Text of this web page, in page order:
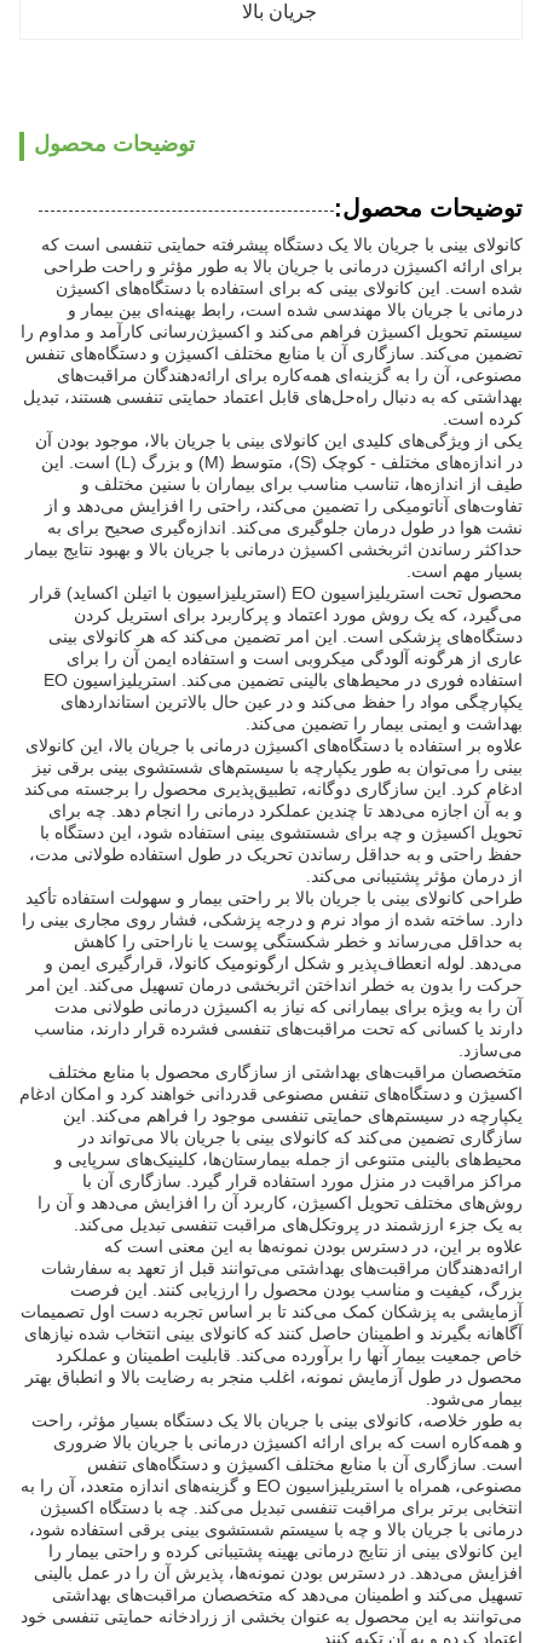
جریان بالا
توضیحات محصول
توضیحات محصول:
کانولای بینی با جریان بالا یک دستگاه پیشرفته حمایتی تنفسی است که
برای ارائه اکسیژن درمانی با جریان بالا به طور مؤثر و راحت طراحی
شده است. این کانولای بینی که برای استفاده با دستگاه‌های اکسیژن
درمانی با جریان بالا مهندسی شده است، رابط بهینه‌ای بین بیمار و
سیستم تحویل اکسیژن فراهم می‌کند و اکسیژن‌رسانی کارآمد و مداوم را
تضمین می‌کند. سازگاری آن با منابع مختلف اکسیژن و دستگاه‌های تنفس
مصنوعی، آن را به گزینه‌ای همه‌کاره برای ارائه‌دهندگان مراقبت‌های
بهداشتی که به دنبال راه‌حل‌های قابل اعتماد حمایتی تنفسی هستند، تبدیل
کرده است.
یکی از ویژگی‌های کلیدی این کانولای بینی با جریان بالا، موجود بودن آن
در اندازه‌های مختلف - کوچک (S)، متوسط (M) و بزرگ (L) است. این
طیف از اندازه‌ها، تناسب مناسب برای بیماران با سنین مختلف و
تفاوت‌های آناتومیکی را تضمین می‌کند، راحتی را افزایش می‌دهد و از
نشت هوا در طول درمان جلوگیری می‌کند. اندازه‌گیری صحیح برای به
حداکثر رساندن اثربخشی اکسیژن درمانی با جریان بالا و بهبود نتایج بیمار
بسیار مهم است.
محصول تحت استریلیزاسیون EO (استریلیزاسیون با اتیلن اکساید) قرار
می‌گیرد، که یک روش مورد اعتماد و پرکاربرد برای استریل کردن
دستگاه‌های پزشکی است. این امر تضمین می‌کند که هر کانولای بینی
عاری از هرگونه آلودگی میکروبی است و استفاده ایمن آن را برای
استفاده فوری در محیط‌های بالینی تضمین می‌کند. استریلیزاسیون EO
یکپارچگی مواد را حفظ می‌کند و در عین حال بالاترین استانداردهای
بهداشت و ایمنی بیمار را تضمین می‌کند.
علاوه بر استفاده با دستگاه‌های اکسیژن درمانی با جریان بالا، این کانولای
بینی را می‌توان به طور یکپارچه با سیستم‌های شستشوی بینی برقی نیز
ادغام کرد. این سازگاری دوگانه، تطبیق‌پذیری محصول را برجسته می‌کند
و به آن اجازه می‌دهد تا چندین عملکرد درمانی را انجام دهد. چه برای
تحویل اکسیژن و چه برای شستشوی بینی استفاده شود، این دستگاه با
حفظ راحتی و به حداقل رساندن تحریک در طول استفاده طولانی مدت،
از درمان مؤثر پشتیبانی می‌کند.
طراحی کانولای بینی با جریان بالا بر راحتی بیمار و سهولت استفاده تأکید
دارد. ساخته شده از مواد نرم و درجه پزشکی، فشار روی مجاری بینی را
به حداقل می‌رساند و خطر شکستگی پوست یا ناراحتی را کاهش
می‌دهد. لوله انعطاف‌پذیر و شکل ارگونومیک کانولا، قرارگیری ایمن و
حرکت را بدون به خطر انداختن اثربخشی درمان تسهیل می‌کند. این امر
آن را به ویژه برای بیمارانی که نیاز به اکسیژن درمانی طولانی مدت
دارند یا کسانی که تحت مراقبت‌های تنفسی فشرده قرار دارند، مناسب
می‌سازد.
متخصصان مراقبت‌های بهداشتی از سازگاری محصول با منابع مختلف
اکسیژن و دستگاه‌های تنفس مصنوعی قدردانی خواهند کرد و امکان ادغام
یکپارچه در سیستم‌های حمایتی تنفسی موجود را فراهم می‌کند. این
سازگاری تضمین می‌کند که کانولای بینی با جریان بالا می‌تواند در
محیط‌های بالینی متنوعی از جمله بیمارستان‌ها، کلینیک‌های سرپایی و
مراکز مراقبت در منزل مورد استفاده قرار گیرد. سازگاری آن با
روش‌های مختلف تحویل اکسیژن، کاربرد آن را افزایش می‌دهد و آن را
به یک جزء ارزشمند در پروتکل‌های مراقبت تنفسی تبدیل می‌کند.
علاوه بر این، در دسترس بودن نمونه‌ها به این معنی است که
ارائه‌دهندگان مراقبت‌های بهداشتی می‌توانند قبل از تعهد به سفارشات
بزرگ، کیفیت و مناسب بودن محصول را ارزیابی کنند. این فرصت
آزمایشی به پزشکان کمک می‌کند تا بر اساس تجربه دست اول تصمیمات
آگاهانه بگیرند و اطمینان حاصل کنند که کانولای بینی انتخاب شده نیازهای
خاص جمعیت بیمار آنها را برآورده می‌کند. قابلیت اطمینان و عملکرد
محصول در طول آزمایش نمونه، اغلب منجر به رضایت بالا و انطباق بهتر
بیمار می‌شود.
به طور خلاصه، کانولای بینی با جریان بالا یک دستگاه بسیار مؤثر، راحت
و همه‌کاره است که برای ارائه اکسیژن درمانی با جریان بالا ضروری
است. سازگاری آن با منابع مختلف اکسیژن و دستگاه‌های تنفس
مصنوعی، همراه با استریلیزاسیون EO و گزینه‌های اندازه متعدد، آن را به
انتخابی برتر برای مراقبت تنفسی تبدیل می‌کند. چه با دستگاه اکسیژن
درمانی با جریان بالا و چه با سیستم شستشوی بینی برقی استفاده شود،
این کانولای بینی از نتایج درمانی بهینه پشتیبانی کرده و راحتی بیمار را
افزایش می‌دهد. در دسترس بودن نمونه‌ها، پذیرش آن را در عمل بالینی
تسهیل می‌کند و اطمینان می‌دهد که متخصصان مراقبت‌های بهداشتی
می‌توانند به این محصول به عنوان بخشی از زرادخانه حمایتی تنفسی خود
اعتماد کرده و به آن تکیه کنند.